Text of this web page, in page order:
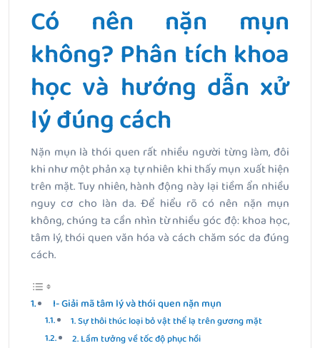
Có nên nặn mụn
không? Phân tích khoa
học và hướng dẫn xử
lý đúng cách
Nặn mụn là thói quen rất nhiều người từng làm, đôi
khi như một phản xạ tự nhiên khi thấy mụn xuất hiện
trên mặt. Tuy nhiên, hành động này lại tiềm ẩn nhiều
nguy cơ cho làn da. Để hiểu rõ có nên nặn mụn
không, chúng ta cần nhìn từ nhiều góc độ: khoa học,
tâm lý, thói quen văn hóa và cách chăm sóc da đúng
cách.
I- Giải mã tâm lý và thói quen nặn mụn
1. Sự thôi thúc loại bỏ vật thể lạ trên gương mặt
2. Lầm tưởng về tốc độ phục hồi